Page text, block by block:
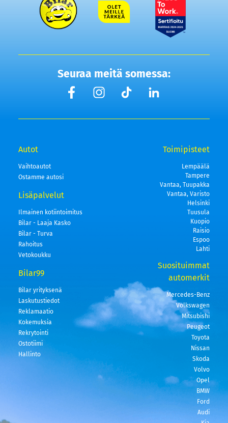
Seuraa meitä somessa:
Autot
Vaihtoautot
Ostamme autosi
Lisäpalvelut
Ilmainen kotiintoimitus
Bilar - Laaja Kasko
Bilar - Turva
Rahoitus
Vetokoukku
Bilar99
Bilar yrityksenä
Laskutustiedot
Reklamaatio
Kokemuksia
Rekrytointi
Ostotiimi
Hallinto
Toimipisteet
Lempäälä
Tampere
Vantaa, Tuupakka
Vantaa, Varisto
Helsinki
Tuusula
Kuopio
Raisio
Espoo
Lahti
Suosituimmat
automerkit
Mercedes-Benz
Volkswagen
Mitsubishi
Peugeot
Toyota
Nissan
Skoda
Volvo
Opel
BMW
Ford
Audi